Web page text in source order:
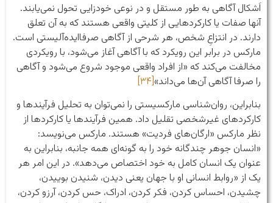
اَشکال آگاهی به طور مستقل و در نوعی خودزایی تحول نمی‌یابند.
آنها صفات یا کارکردهایی از کلیتی واقعی هستند که به آن تعلق
دارند. در انتزاعِ شخص، هر شرحی از آگاهی صرفاایده‌آلیستی است.
مارکس در برابر این رویکرد که با آگاهی آغاز می‌شود، با رویکردی
مخالفت می‌کند که «از افراد واقعی موجود شروع می‌شود و آگاهی
را صرفا آگاهی آن‌ها می‌داند»[۳۴]
بنابراین، روان‌شناسی مارکسیستی را نمی‌توان به تحلیل فرآیندها و
کارکردهای غیرشخصی تقلیل داد. همین فرآیندها یا کارکردها از
نظر مارکس «ارگان‌های فردیت» هستند. مارکس می‌نویسد:
«انسان جوهر چندگانه خود را به گونه‌ای همه جانبه، بنابراین به
عنوان یک انسان کامل به خود اختصاص می‌دهد». در این امر هر
یک از «روابط انسانی او با جهان یعنی دیدن، شنیدن بوییدن،
چشیدن، احساس کردن، فکر کردن، ادراک، حس کردن، آرزو کردن،